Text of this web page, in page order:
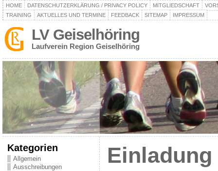
HOME DATENSCHUTZERKLÄRUNG / PRIVACY POLICY MITGLIEDSCHAFT
TRAINING
AKTUELLES UND TERMINE FEEDBACK SITEMAP IMPRESSUM
LV Geiselhöring
Laufverein Region Geiselhöring
Kategorien
Allgemein
Ausschreibungen
Einladung